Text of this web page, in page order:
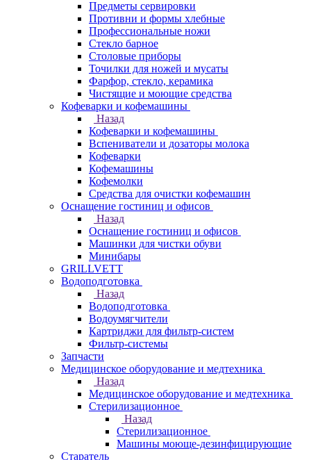
Предметы сервировки
Противни и формы хлебные
Профессиональные ножи
Стекло барное
Столовые приборы
Точилки для ножей и мусаты
Фарфор, стекло, керамика
Чистящие и моющие средства
Кофеварки и кофемашины
Назад
Кофеварки и кофемашины
Вспениватели и дозаторы молока
Кофеварки
Кофемашины
Кофемолки
Средства для очистки кофемашин
Оснащение гостиниц и офисов
Назад
Оснащение гостиниц и офисов
Машинки для чистки обуви
Минибары
GRILLVETT
Водоподготовка
Назад
Водоподготовка
Водоумягчители
Картриджи для фильтр-систем
Фильтр-системы
Запчасти
Медицинское оборудование и медтехника
Назад
Медицинское оборудование и медтехника
Стерилизационное
Назад
Стерилизационное
Машины моюще-дезинфицирующие
Старатель